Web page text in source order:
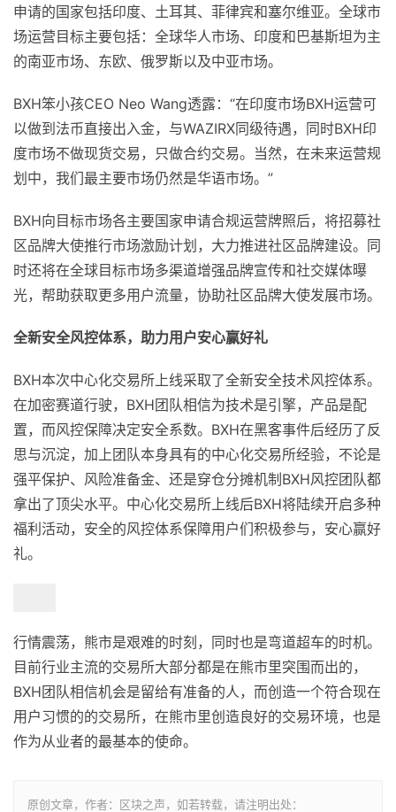
申请的国家包括印度、土耳其、菲律宾和塞尔维亚。全球市
场运营目标主要包括：全球华人市场、印度和巴基斯坦为主
的南亚市场、东欧、俄罗斯以及中亚市场。
BXH笨小孩CEO Neo Wang透露：“在印度市场BXH运营可
以做到法币直接出入金，与WAZIRX同级待遇，同时BXH印
度市场不做现货交易，只做合约交易。当然，在未来运营规
划中，我们最主要市场仍然是华语市场。”
BXH向目标市场各主要国家申请合规运营牌照后，将招募社
区品牌大使推行市场激励计划，大力推进社区品牌建设。同
时还将在全球目标市场多渠道增强品牌宣传和社交媒体曝
光，帮助获取更多用户流量，协助社区品牌大使发展市场。
全新安全风控体系，助力用户安心赢好礼
BXH本次中心化交易所上线采取了全新安全技术风控体系。
在加密赛道行驶，BXH团队相信为技术是引擎，产品是配
置，而风控保障决定安全系数。BXH在黑客事件后经历了反
思与沉淀，加上团队本身具有的中心化交易所经验，不论是
强平保护、风险准备金、还是穿仓分摊机制BXH风控团队都
拿出了顶尖水平。中心化交易所上线后BXH将陆续开启多种
福利活动，安全的风控体系保障用户们积极参与，安心赢好
礼。
行情震荡，熊市是艰难的时刻，同时也是弯道超车的时机。
目前行业主流的交易所大部分都是在熊市里突围而出的，
BXH团队相信机会是留给有准备的人，而创造一个符合现在
用户习惯的的交易所，在熊市里创造良好的交易环境，也是
作为从业者的最基本的使命。
原创文章，作者：区块之声，如若转载，请注明出处：